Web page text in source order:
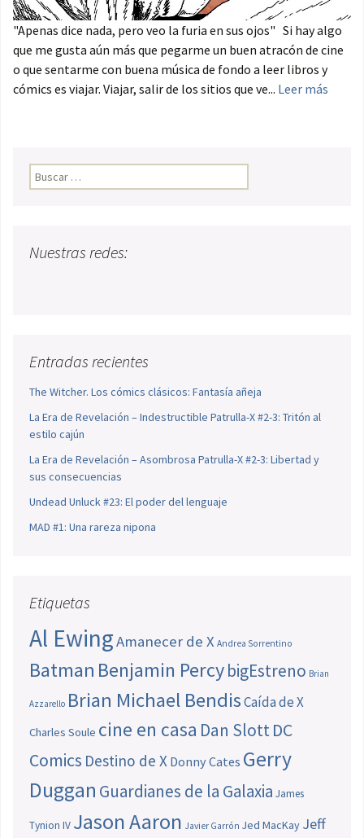
"Apenas dice nada, pero veo la furia en sus ojos" Si hay algo
que me gusta aún más que pegarme un buen atracón de cine
o que sentarme con buena música de fondo a leer libros y
cómics es viajar. Viajar, salir de los sitios que ve... Leer más
Buscar:
Nuestras redes:
Entradas recientes
The Witcher. Los cómics clásicos: Fantasía añeja
La Era de Revelación – Indestructible Patrulla-X #2-3: Tritón al
estilo cajún
La Era de Revelación – Asombrosa Patrulla-X #2-3: Libertad y
sus consecuencias
Undead Unluck #23: El poder del lenguaje
MAD #1: Una rareza nipona
Etiquetas
Al EwingAmanecer de X Andrea Sorrentino
Batman Benjamin PercybigEstreno Brian
Azzarello Brian Michael BendisCaída de X
Charles Soule cine en casa Dan SlottDC
Comics Destino de X Donny Cates Gerry
Duggan Guardianes de la Galaxia James
Tynion IV Jason Aaron Javier Garrón Jed MacKay Jeff